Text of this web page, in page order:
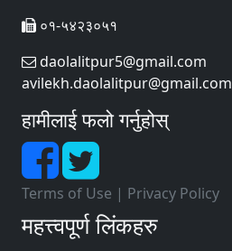
०१-५४२३०५१
daolalitpur5@gmail.com
avilekh.daolalitpur@gmail.com
हामीलाई फलो गर्नुहोस्
Terms of Use | Privacy Policy
महत्त्वपूर्ण लिंकहरु